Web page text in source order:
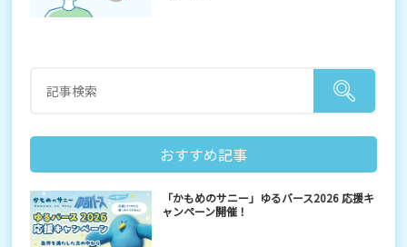
おすすめ記事
「かもめのサニー」ゆるバース2026 応援キ
ャンペーン開催！